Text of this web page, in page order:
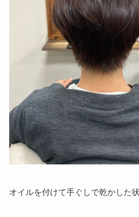
オイルを付けて手ぐしで乾かした状